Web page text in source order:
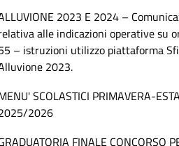
2023 E 2024 –
alle indicazioni operative su
– istruzioni utilizzo piattaforma
2023.
SCOLASTICI PRIMAVERA-
2026
FINALE CONCORSO